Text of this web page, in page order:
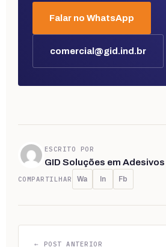
Falar no WhatsApp
comercial@gid.ind.br
ESCRITO POR
GID Soluções em Adesivos
COMPARTILHAR Wa In Fb
← POST ANTERIOR